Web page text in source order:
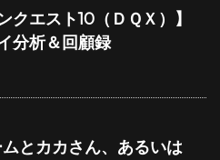
クエスト10（ＤＱＸ）】
分析＆回顧録
ムとカカさん、あるいは